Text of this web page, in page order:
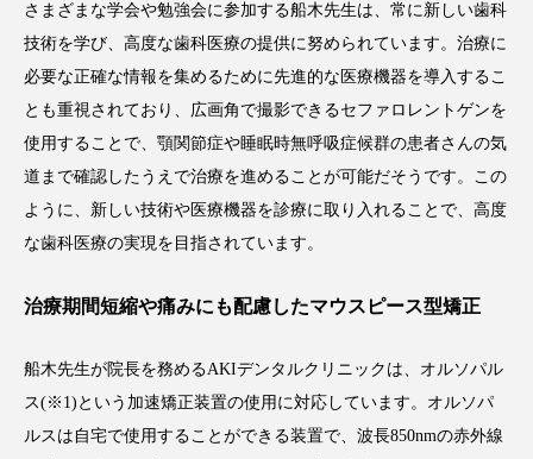
さまざまな学会や勉強会に参加する船木先生は、常に新しい歯科
技術を学び、高度な歯科医療の提供に努められています。治療に
必要な正確な情報を集めるために先進的な医療機器を導入するこ
とも重視されており、広画角で撮影できるセファロレントゲンを
使用することで、顎関節症や睡眠時無呼吸症候群の患者さんの気
道まで確認したうえで治療を進めることが可能だそうです。この
ように、新しい技術や医療機器を診療に取り入れることで、高度
な歯科医療の実現を目指されています。
治療期間短縮や痛みにも配慮したマウスピース型矯正
船木先生が院長を務めるAKIデンタルクリニックは、オルソパル
ス(※1)という加速矯正装置の使用に対応しています。オルソパ
ルスは自宅で使用することができる装置で、波長850nmの赤外線